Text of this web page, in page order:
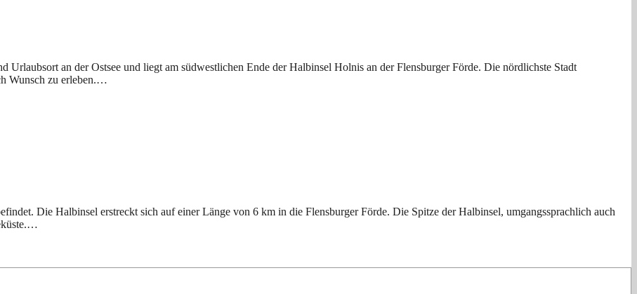
an der Ostsee und liegt am südwestlichen Ende der Halbinsel Holnis an der Flensburger Förde. Die nördlichste Stadt
Wunsch zu erleben.…
Die Halbinsel erstreckt sich auf einer Länge von 6 km in die Flensburger Förde. Die Spitze der Halbinsel, umgangssprachlich auch